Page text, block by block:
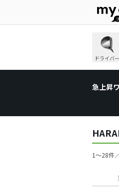
ドライバー
急上昇
1〜28件